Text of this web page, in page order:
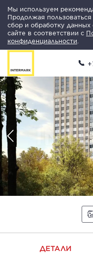
Мы используем
Продолжая
сбор и обработку
сайте в соответствии с
конфиденциальности
ДЕТАЛИ